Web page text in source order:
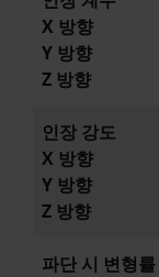
X 방향
Y 방향
Z 방향
인장 강도
X 방향
Y 방향
Z 방향
파단 시 변형률